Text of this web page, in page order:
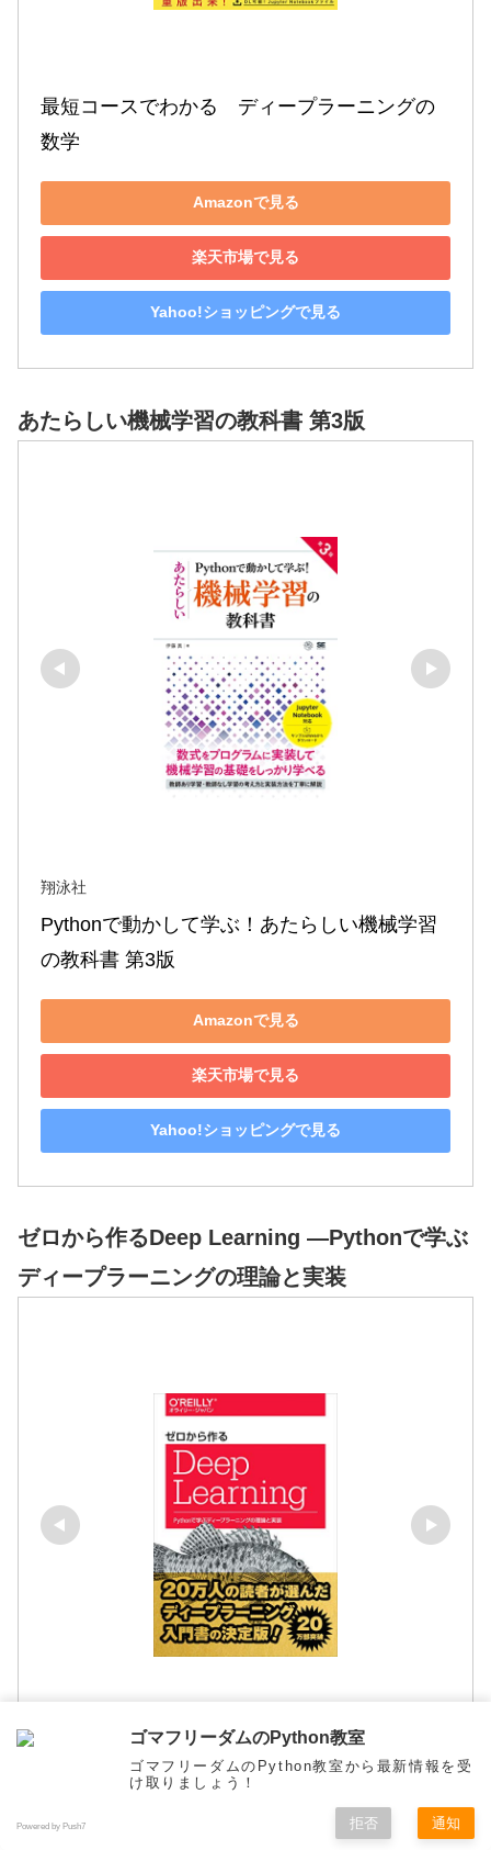
最短コースでわかる　ディープラーニングの
数学
Amazonで見る
楽天市場で見る
Yahoo!ショッピングで見る
あたらしい機械学習の教科書 第3版
翔泳社
Pythonで動かして学ぶ！あたらしい機械学習
の教科書 第3版
Amazonで見る
楽天市場で見る
Yahoo!ショッピングで見る
ゼロから作るDeep Learning ―Pythonで学ぶ
ディープラーニングの理論と実装
ゼロから作るDeep Learning ―Pythonで学ぶ
ディープラーニングの理論と実装
トップ サイドバー
ゴマフリーダムのPython教室
ゴマフリーダムのPython教室から最新情報を受
け取りましょう！
Powered by Push7 拒否 通知